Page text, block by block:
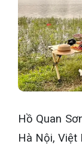
Hồ Quan
Hà Nội, Việt